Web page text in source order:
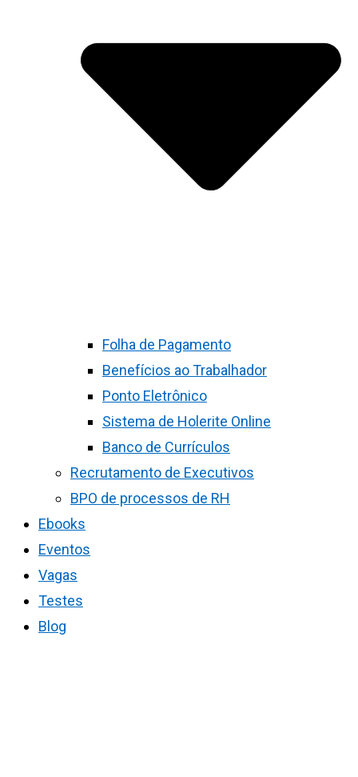
Folha de Pagamento
Benefícios ao Trabalhador
Ponto Eletrônico
Sistema de Holerite Online
Banco de Currículos
Recrutamento de Executivos
BPO de processos de RH
Ebooks
Eventos
Vagas
Testes
Blog